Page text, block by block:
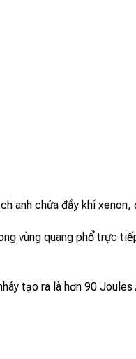
chứa đầy khí xenon,
vùng quang phổ trực
tạo ra là hơn 90